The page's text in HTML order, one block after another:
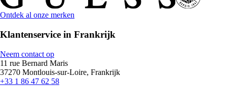
Ontdek al onze merken
Klantenservice in Frankrijk
Neem contact op
11 rue Bernard Maris
37270 Montlouis-sur-Loire, Frankrijk
+33 1 86 47 62 58